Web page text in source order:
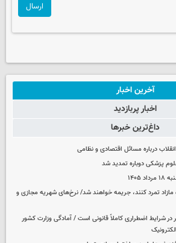
ارسال
آخرین اخبار
اخبار پربازدید
داغ‌ترین خبرها
درباره مسائل اقتصادی و نظامی
مازاد تمرد کنند، جریمه خواهند شد/ نرخ‌های شهریه مجازی و
شرایط اضطراری کاملاً قانونی است / آمادگی وزارت کشور